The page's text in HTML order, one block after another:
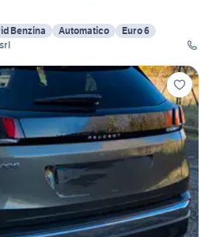
Benzina Automatico
Euro 6